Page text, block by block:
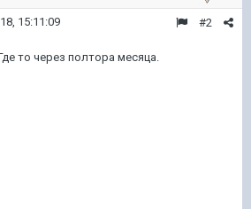
#2
15:11:09
то через полтора месяца.